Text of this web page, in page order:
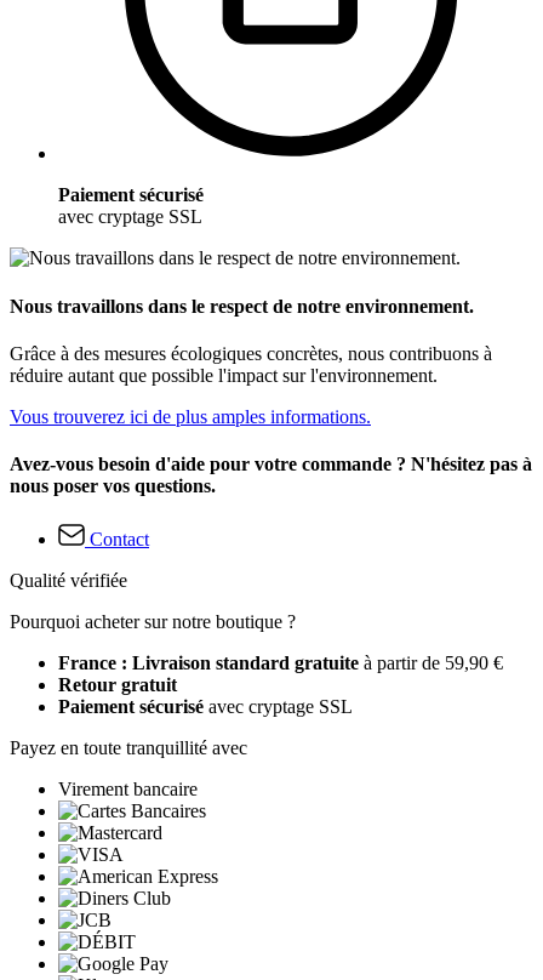
Paiement sécurisé
avec cryptage SSL
Nous travaillons dans le respect de notre environnement.
Grâce à des mesures écologiques concrètes, nous contribuons à
réduire autant que possible l'impact sur l'environnement.
Vous trouverez ici de plus amples informations.
Avez-vous besoin d'aide pour votre commande ? N'hésitez pas à
nous poser vos questions.
Contact
Qualité vérifiée
Pourquoi acheter sur notre boutique ?
France : Livraison standard gratuite à partir de 59,90 €
Retour gratuit
Paiement sécurisé avec cryptage SSL
Payez en toute tranquillité avec
Virement bancaire